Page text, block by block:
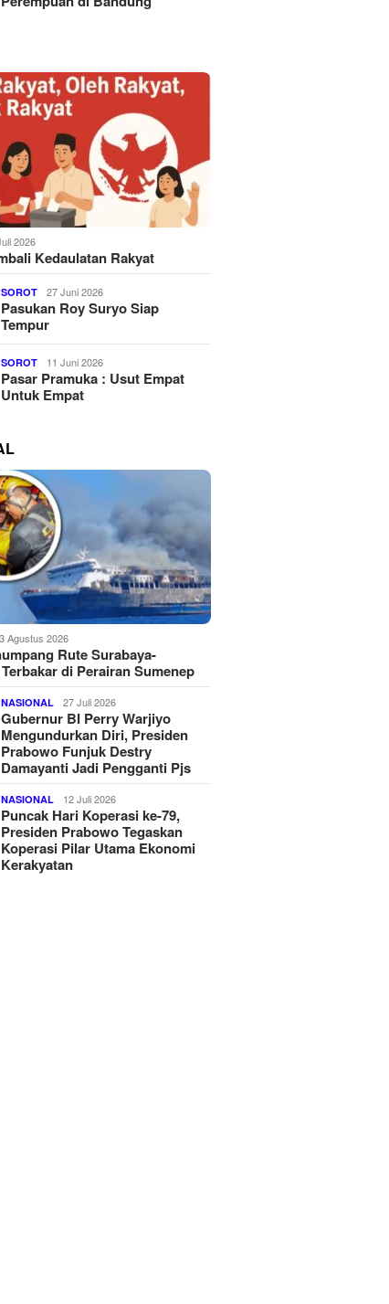
2026
Kedaulatan Rakyat
SOROT 27 Juni 2026
Pasukan Roy Suryo Siap
Tempur
SOROT 11 Juni 2026
Pasar Pramuka : Usut Empat
Untuk Empat
3 Agustus 2026
Rute Surabaya-
di Perairan Sumenep
NASIONAL 27 Juli 2026
Gubernur BI Perry Warjiyo
Mengundurkan Diri, Presiden
Prabowo Funjuk Destry
Damayanti Jadi Pengganti Pjs
NASIONAL 12 Juli 2026
Puncak Hari Koperasi ke-79,
Presiden Prabowo Tegaskan
Koperasi Pilar Utama Ekonomi
Kerakyatan